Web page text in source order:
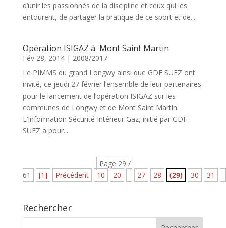
d‘unir les passionnés de la discipline et ceux qui les
entourent, de partager la pratique de ce sport et de...
Opération ISIGAZ à Mont Saint Martin
Fév 28, 2014| 2008/2017
Le PIMMS du grand Longwy ainsi que GDF SUEZ ont
invité, ce jeudi 27 février l‘ensemble de leur partenaires
pour le lancement de l‘opération ISIGAZ sur les
communes de Longwy et de Mont Saint Martin.
L‘Information Sécurité Intérieur Gaz, initié par GDF
SUEZ a pour...
Page 29 /
61
[1] Précédent 10 20 27 28 (29) 30 31
Rechercher